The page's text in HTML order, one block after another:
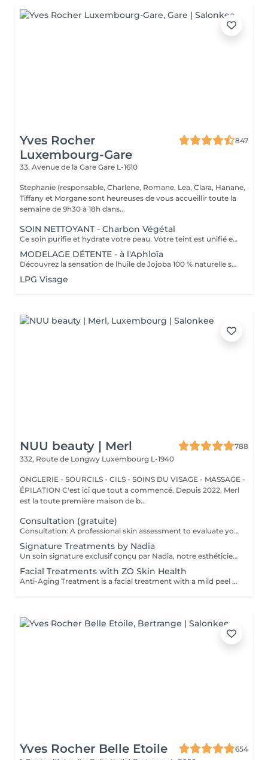
Yves Rocher
Luxembourg-Gare
847
33, Avenue de la Gare Gare L-1610
Stephanie (responsable, Charlene, Romane, Lea, Clara, Hanane,
Tiffany et Morgane sont heureuses de vous accueillir toute la
semaine de 9h30 à 18h dans...
SOIN NETTOYANT - Charbon Végétal
Ce soin purifie et hydrate votre peau. Votre teint est unifié et lumineux, grâce à l' alliance du Charbon Végétal et de l'édulis
MODELAGE DÉTENTE - à l'Aphloïa
Découvrez la sensation de lhuile de Jojoba 100 % naturelle sur votre peau. Nourrie, votre peau retrouve tout son confort. Libéré de ses tensions grâce aux mains habiles de notre esthéticienne, votre visage est détendu. Bénéfices : Nourrie, votre peau retrouve tout son confort.
LPG Visage
NUU beauty | Merl
788
332, Route de Longwy Luxembourg L-1940
ONGLERIE - SOURCILS - CILS - SOINS DU VISAGE - MASSAGE -
ÉPILATION C'est ici que tout a commencé. Depuis 2022, Merl
est la toute première maison de b...
Consultation (gratuite)
Consultation: A professional skin assessment to evaluate your skin condition, discuss your concerns, and recommend the most suitable treatments and home care routine. Consultation&First Procedure: A professional skin assessment to evaluate your skin condition, discuss your concerns, and recommend the most suitable treatments and home care routine. Followed by a customised treatment designed to address your skin's immediate needs. The price will depend on the type of procedure.
Signature Treatments by Nadia
Un soin signature exclusif conçu par Nadia, notre esthéticienne, spécialement dédié aux zones délicates du contour des yeux et du cou. Ce traitement procure une hydratation intense et améliore l'élasticité de la peau, contribuant à restaurer sa fermeté, sa souplesse et un aspect visiblement plus frais et revitalisé. Le soin aide à atténuer l'apparence des ridules, apporte un léger effet éclaircissant au contour des yeux et offre un effet liftant naturel pour un regard reposé et une apparence plus jeune. Une autre option associe ce soin intensif hydratant pour les yeux et le cou à un soin complet du visage, pour une expérience de beauté encore plus complète et des résultats optimaux.
Facial Treatments with ZO Skin Health
Anti-Aging Treatment is a facial treatment with a mild peel designed to restore hydration, smooth dry, rough texture, soften lines and strengthen skin to prevent future aging and skin damage. Redness Treatment is a facial treatment with a mild peel designed to calm skin and minimize symptoms associated with red, sensitized skin, including rosacea. Ultra Hydration Treatment is a facial treatment with a mild peel designed to soothe skin and restore hydration in dry, dehydrated skin. Skin Brightening Treatment is a facial treatment with a mild peel designed to target mild discoloration and restore a more even skin tone. Acne + Oil Control Treatment is a facial treatment with a mild peel to decongest pores, absorb excess surface oil, target blemishes and prevent future breakouts. Enzyme Facial Treatment is a gentle, effective facial treatment with enzymatic exfoliation to revive dull skin, replenish hydration, soothe skin and restore healthy skin barrier to strengthen skin. Stimulator Peel is the perfect lunchtime peel, gentle enough for all skin types. An effective blend of AHAs provide immediately healthier, glowing skin with no downtime. Added antioxidants and anti-irritants neutralize free radicals and calm the skin.
Yves Rocher Belle Etoile
654